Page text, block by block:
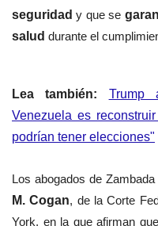
seguridady que se
salud durante el
Lea también: Trump
Venezuela es
podrían tener elecciones"
Los abogados de
M. Cogan, de la Corte
York, en la que afirman